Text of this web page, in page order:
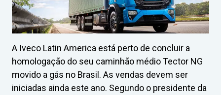
A Iveco Latin America está perto de concluir a
homologação do seu caminhão médio Tector NG
movido a gás no Brasil. As vendas devem ser
iniciadas ainda este ano. Segundo o presidente da